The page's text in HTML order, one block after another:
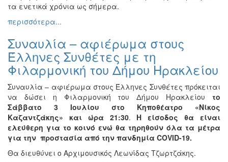
τα ενετικά χρόνια ως σήμερα.
περισσότερα...
Συναυλία – αφιέρωμα στους
Έλληνες Συνθέτες με τη
Φιλαρμονική του Δήμου Ηρακλείου
Συναυλία – αφιέρωμα στους Έλληνες Συνθέτες πρόκειται
να δώσει η Φιλαρμονική του Δήμου Ηρακλείου το
Σάββατο 3 Ιουλίου στο Κηποθέατρο «Νίκος
Καζαντζάκης» και ώρα 21:30. Η είσοδος θα είναι
ελεύθερη για το κοινό ενώ θα τηρηθούν όλα τα μέτρα
για την προστασία από την πανδημία COVID-19.
Θα διευθύνει ο Αρχιμουσικός Λεωνίδας Τζωρτζάκης.